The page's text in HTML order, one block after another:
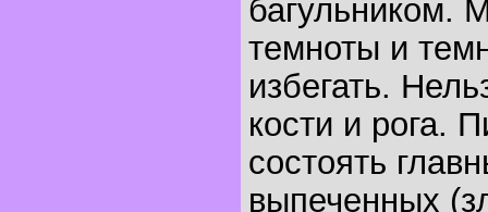
багульником.
темноты и
избегать.
кости и рога.
состоять
выпеченных